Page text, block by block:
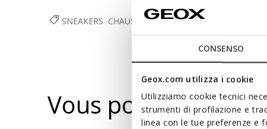
CONSENSO
Geox.com utilizza i cookie
Utilizziamo cookie tecnici
strumenti di profilazione e
linea con le tue preferenze e
SNEAKERS CHAUSSURES HOMME
Vous pourriez